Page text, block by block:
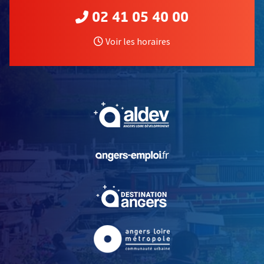
02 41 05 40 00
Voir les horaires
, Ouvre une nouvelle
, Ouvre une nouvelle